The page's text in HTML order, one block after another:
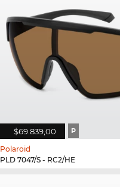
$69.839,00 P
Polaroid
PLD 7047/S - RC2/HE